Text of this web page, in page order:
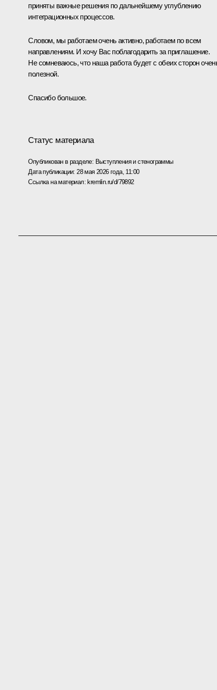
приняты важные решения по дальнейшему углублению
интеграционных процессов.
Словом, мы работаем очень активно, работаем по всем
направлениям. И хочу Вас поблагодарить за приглашение.
Не сомневаюсь, что наша работа будет с обеих сторон
полезной.
Спасибо большое.
Статус материала
Опубликован в разделе: Выступления и стенограммы
Дата публикации: 28 мая 2026 года, 11:00
Ссылка на материал:kremlin.ru/d/79892